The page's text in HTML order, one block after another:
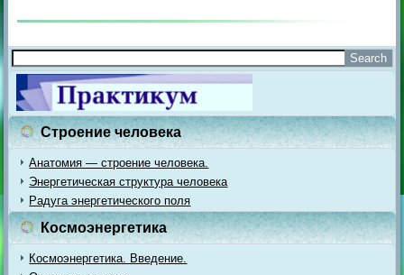
Строение человека
Анатомия — строение человека.
Энергетическая структура человека
Радуга энергетического поля
Космоэнергетика
Космоэнергетика. Введение.